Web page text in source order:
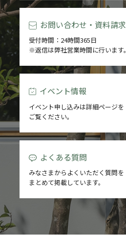
お問い合わせ・資料請求
受付時間：24時間365日
※返信は弊社営業時間に行います。
イベント情報
イベント申し込みは詳細ページを
ご覧ください。
よくある質問
みなさまからよくいただく質問を
まとめて掲載しています。